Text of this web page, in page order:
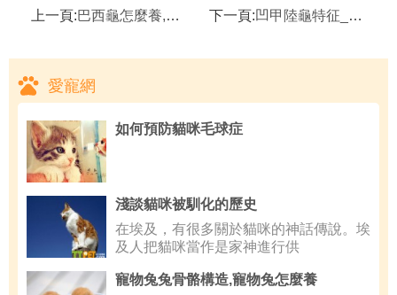
上一頁:巴西龜怎麼養,巴西龜真的有毒嗎 下一頁:凹甲陸龜特征_習性_飼養方法,凹甲陸龜
愛寵網
如何預防貓咪毛球症
淺談貓咪被馴化的歷史
在埃及，有很多關於貓咪的神話傳說。埃
及人把貓咪當作是家神進行供
寵物兔兔骨骼構造,寵物兔怎麼養